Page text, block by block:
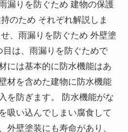
漏りを防ぐため 建物の保護
のため それぞれ解説しま
、雨漏りを防ぐため 外壁塗
は、雨漏りを防ぐためで
には基本的に防水機能はあ
材を含めた建物に防水機能
を防ぎます。 防水機能がな
吸い込んでしまい腐食して
外壁塗装にも寿命があり、